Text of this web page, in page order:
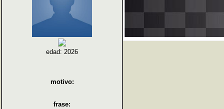
edad: 2026
motivo:
frase: